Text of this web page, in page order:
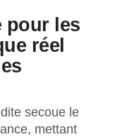
pour les
réel
secoue le
mettant